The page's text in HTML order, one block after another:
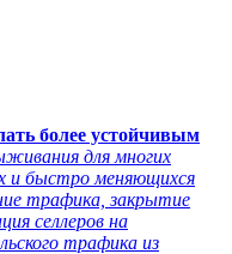
более устойчивым
для многих
и быстро меняющихся
трафика, закрытие
селлеров на
трафика из